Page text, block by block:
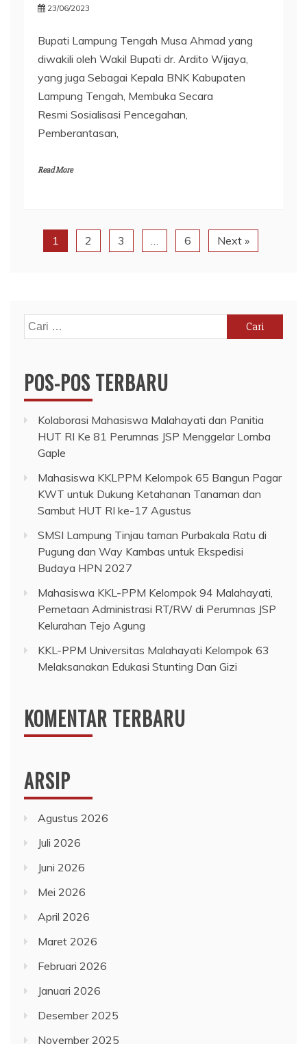
23/06/2023
Bupati Lampung Tengah Musa Ahmad yang
diwakili oleh Wakil Bupati dr. Ardito Wijaya,
yang juga Sebagai Kepala BNK Kabupaten
Lampung Tengah, Membuka Secara
Resmi Sosialisasi Pencegahan,
Pemberantasan,
Read More
1 2 3 6 Next »
Cari
untuk:
POS-POS TERBARU
Kolaborasi Mahasiswa Malahayati dan Panitia
HUT RI Ke 81 Perumnas JSP Menggelar Lomba
Gaple
Mahasiswa KKLPPM Kelompok 65 Bangun Pagar
KWT untuk Dukung Ketahanan Tanaman dan
Sambut HUT RI ke-17 Agustus
SMSI Lampung Tinjau taman Purbakala Ratu di
Pugung dan Way Kambas untuk Ekspedisi
Budaya HPN 2027
Mahasiswa KKL-PPM Kelompok 94 Malahayati,
Pemetaan Administrasi RT/RW di Perumnas JSP
Kelurahan Tejo Agung
KKL-PPM Universitas Malahayati Kelompok 63
Melaksanakan Edukasi Stunting Dan Gizi
KOMENTAR TERBARU
ARSIP
Agustus 2026
Juli 2026
Juni 2026
Mei 2026
April 2026
Maret 2026
Februari 2026
Januari 2026
Desember 2025
November 2025